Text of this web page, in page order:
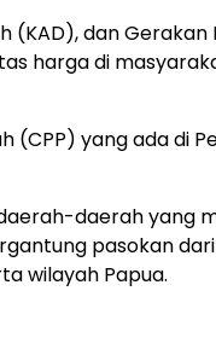
(KAD), dan Gerakan
harga di
(CPP) yang ada di
daerah yang
pasokan
wilayah Papua.